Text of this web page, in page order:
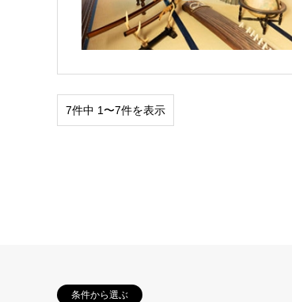
7件中 1〜7件を表示
条件から選ぶ